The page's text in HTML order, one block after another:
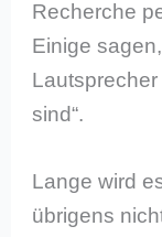
Recherche
Einige
Lautsprecher
sind“.
Lange wird
übrigens